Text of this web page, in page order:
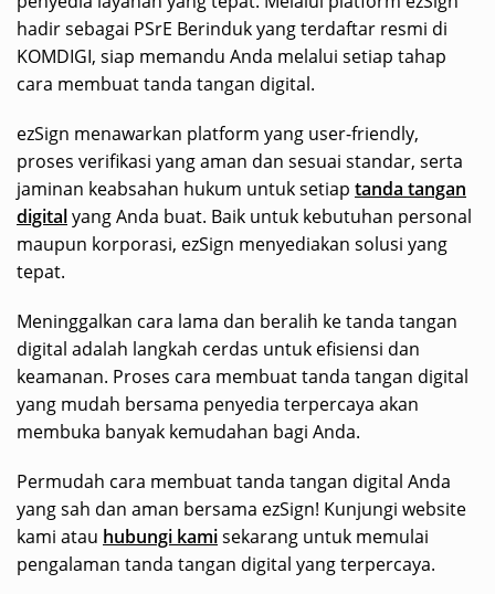
hadir sebagai PSrE Berinduk yang terdaftar resmi di
KOMDIGI, siap memandu Anda melalui setiap tahap
cara membuat tanda tangan digital.
ezSign menawarkan platform yang user-friendly,
proses verifikasi yang aman dan sesuai standar, serta
jaminan keabsahan hukum untuk setiap tanda tangan
digitalyang Anda buat. Baik untuk kebutuhan personal
maupun korporasi, ezSign menyediakan solusi yang
tepat.
Meninggalkan cara lama dan beralih ke tanda tangan
digital adalah langkah cerdas untuk efisiensi dan
keamanan. Proses cara membuat tanda tangan digital
yang mudah bersama penyedia terpercaya akan
membuka banyak kemudahan bagi Anda.
Permudah cara membuat tanda tangan digital Anda
yang sah dan aman bersama ezSign! Kunjungi website
kami atau hubungi kamisekarang untuk memulai
pengalaman tanda tangan digital yang terpercaya.